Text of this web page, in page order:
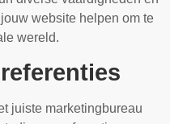
website helpen om te
wereld.
juiste marketingbureau